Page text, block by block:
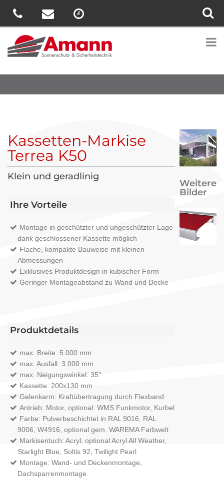
Kassetten-Markise
Terrea K50
Klein und geradlinig
Ihre Vorteile
Montage in geschützter und ungeschützter Lage
dank geschlossener Kassette möglich
Flache, kompakte Bauweise mit kleinen
Abmessungen
Exklusives Produktdesign in kubischer Form
Geringer Montageabstand zu Wand und Decke
Produktdetails
max. Breite: 5.000 mm
max. Ausfall: 3.000 mm
max. Neigungswinkel: 35°
Kassette: 200x130 mm
Gelenkarm: Kraftübertragung durch Flexband
Antrieb: Motor, optional: WMS Funkmotor, Kurbel
Farbe: Pulverbeschichtet in RAL 9016, RAL
9006, W4916, optional gem. WAREMA Farbwelt
Markisentuch: Acryl, optional Acryl All Weather,
Starlight Blue, Soltis 92, Twilight Pearl
Montage: Wand- und Deckenmontage,
Dachsparrenmontage
Weitere
Bilder